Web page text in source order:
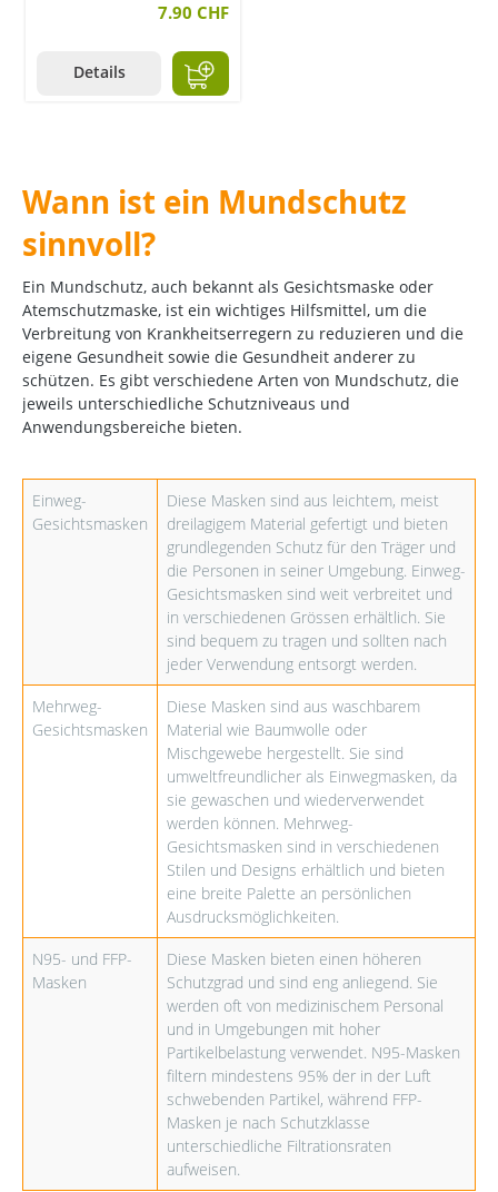
7.90 CHF
Details
Wann ist ein Mundschutz
sinnvoll?
Ein Mundschutz, auch bekannt als Gesichtsmaske oder
Atemschutzmaske, ist ein wichtiges Hilfsmittel, um die
Verbreitung von Krankheitserregern zu reduzieren und die
eigene Gesundheit sowie die Gesundheit anderer zu
schützen. Es gibt verschiedene Arten von Mundschutz, die
jeweils unterschiedliche Schutzniveaus und
Anwendungsbereiche bieten.
Einweg-
Gesichtsmasken
Diese Masken sind aus leichtem, meist
dreilagigem Material gefertigt und bieten
grundlegenden Schutz für den Träger und
die Personen in seiner Umgebung. Einweg-
Gesichtsmasken sind weit verbreitet und
in verschiedenen Grössen erhältlich. Sie
sind bequem zu tragen und sollten nach
jeder Verwendung entsorgt werden.
Mehrweg-
Gesichtsmasken
Diese Masken sind aus waschbarem
Material wie Baumwolle oder
Mischgewebe hergestellt. Sie sind
umweltfreundlicher als Einwegmasken, da
sie gewaschen und wiederverwendet
werden können. Mehrweg-
Gesichtsmasken sind in verschiedenen
Stilen und Designs erhältlich und bieten
eine breite Palette an persönlichen
Ausdrucksmöglichkeiten.
N95- und FFP-
Masken
Diese Masken bieten einen höheren
Schutzgrad und sind eng anliegend. Sie
werden oft von medizinischem Personal
und in Umgebungen mit hoher
Partikelbelastung verwendet. N95-Masken
filtern mindestens 95% der in der Luft
schwebenden Partikel, während FFP-
Masken je nach Schutzklasse
unterschiedliche Filtrationsraten
aufweisen.